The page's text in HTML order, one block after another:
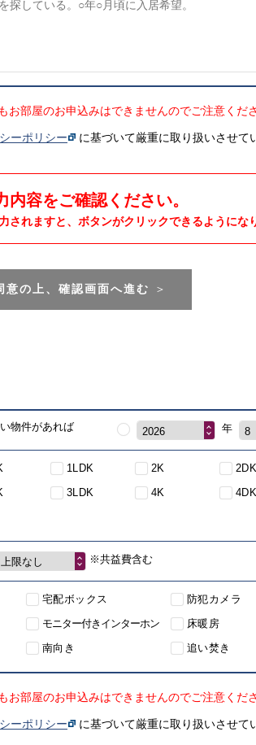
部屋のお申込みはできませんのでご注意くださ
ーポリシー に基づいて厳重に取り扱いさせて
内容をご確認ください。
されますと、ボタンがクリックできるようにな
意の上、確認画面へ進む ＞
物件があれば 2026 年 8
1LDK 2K 2DK
3LDK 4K 4DK
上限なし ※共益費含む
宅配ボックス 防犯カメラ
モニター付きインターホン 床暖房
南向き 追い焚き
部屋のお申込みはできませんのでご注意くださ
ーポリシー に基づいて厳重に取り扱いさせて